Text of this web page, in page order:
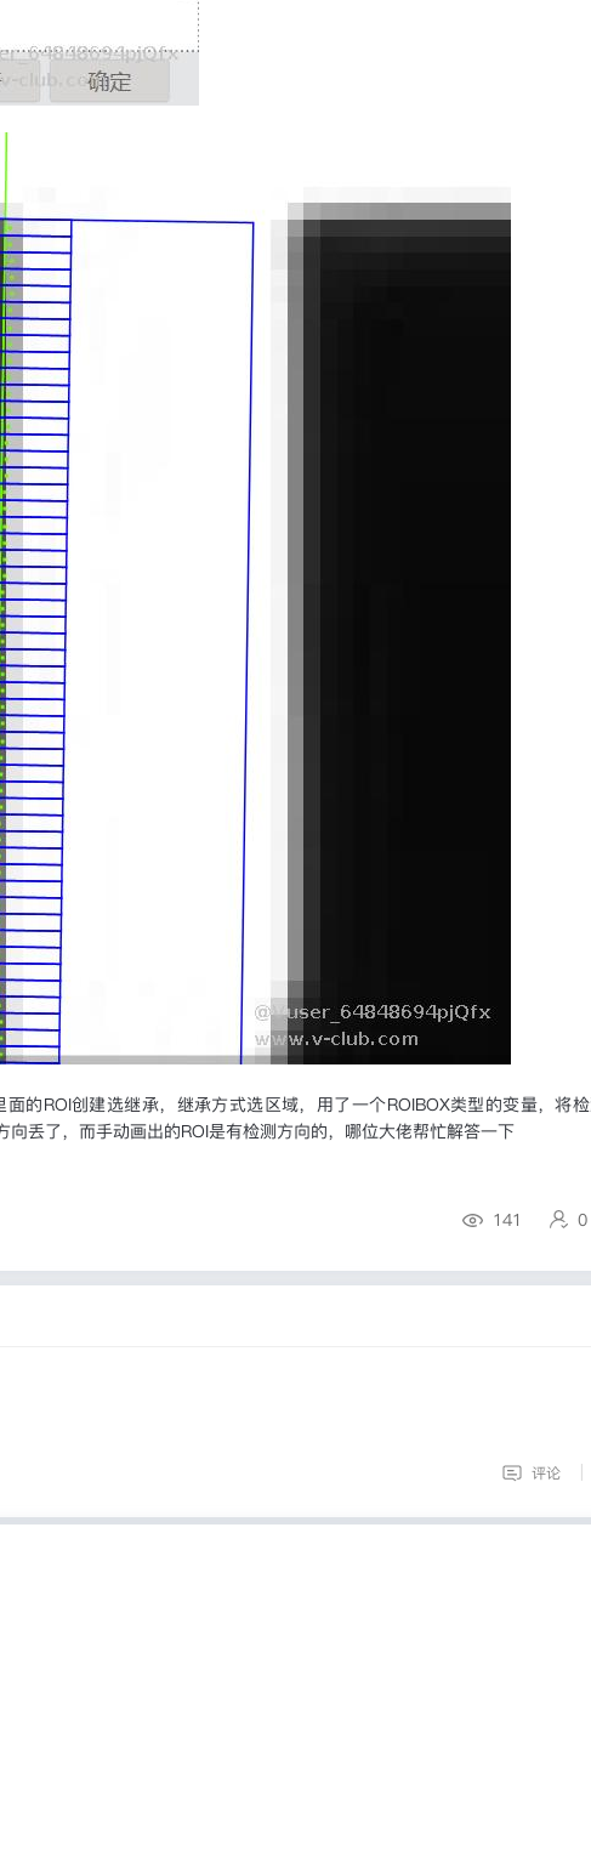
的ROI创建选继承，继承方式选区域，用了一个ROIBOX类型的变量，将
丢了，而手动画出的ROI是有检测方向的，哪位大佬帮忙解答一下
141 0
评论